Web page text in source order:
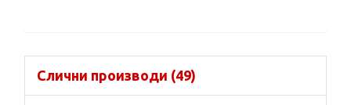
Слични производи (49)